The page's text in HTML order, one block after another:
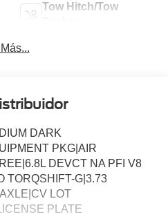
Tow Hitch/Tow
DARK
PKG|AIR
DEVCT NA PFI V8
TORQSHIFT-G|3.73
LOT
PLATE